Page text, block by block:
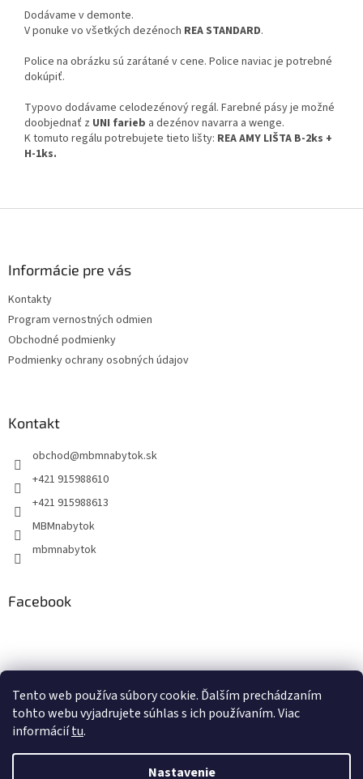
Tento web používa súbory cookie. Ďalším prechádzaním
tohto webu vyjadrujete súhlas s ich používaním. Viac
informáciítu.
Nastavenie
Dodávame v demonte.
V ponuke vo všetkých dezénoch REA STANDARD.
Police na obrázku sú zarátané v cene. Police naviac je potrebné
dokúpiť.
Typovo dodávame celodezénový regál. Farebné pásy je možné
doobjednať z UNI farieb a dezénov navarra a wenge.
K tomuto regálu potrebujete tieto lišty: REA AMY LIŠTA B-2ks +
H-1ks.
Informácie pre vás
Kontakty
Program vernostných odmien
Obchodné podmienky
Podmienky ochrany osobných údajov
Kontakt
obchod@mbmnabytok.sk
+421 915988610
+421 915988613
MBMnabytok
mbmnabytok
Facebook
0KS / €0